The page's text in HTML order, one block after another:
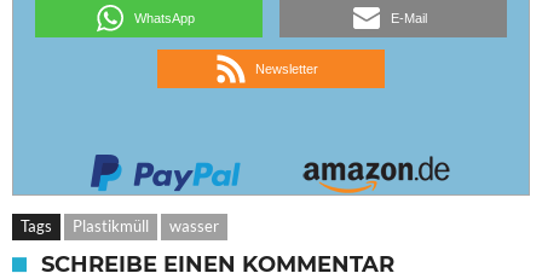
WhatsApp E-Mail
Newsletter
Tags Plastikmüll wasser
SCHREIBE EINEN KOMMENTAR